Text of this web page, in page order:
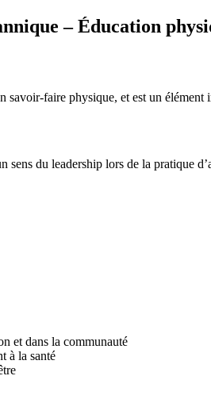
– Éducation
faire physique, et est un élément
du leadership lors de la pratique
et dans la communauté
à la santé